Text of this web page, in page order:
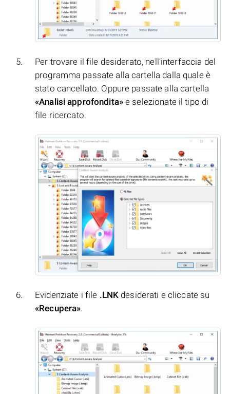
Per trovare il file desiderato, nell’interfaccia del
programma passate alla cartella dalla quale è
stato cancellato. Oppure passate alla cartella
«Analisi approfondita»e selezionate il tipo di
file ricercato.
Evidenziate i file .LNK desiderati e cliccate su
«Recupera».